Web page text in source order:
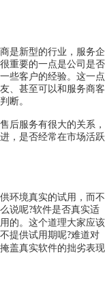
是新型的行业，服务企
重要的一点是公司是否
些客户的经验。这一点
、甚至可以和服务商客
断。
服务有很大的关系，
，是否经常在市场活跃
环境真实的试用，而不
说呢?软件是否真实适
的。这个道理大家应该
提供试用期呢?难道对
盖真实软件的拙劣表现